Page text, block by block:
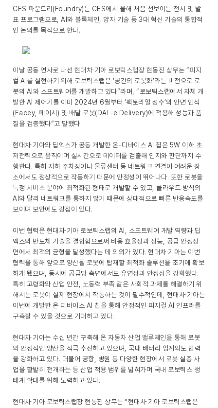
CES 파운드리(Foundry)는 CES에서 올해 처음 선보이는 전시 및 발
표 프로그램으로, AI와 블록체인, 양자 기술 등 3대 혁신 기술의 통합적
인 논의를 목적으로 한다.
이날 공동 연사로 나선 현대차·기아 로보틱스랩장 현동진 상무는 “피지
컬 AI를 실현하기 위해 로보틱스랩은 ‘공간의 로봇화’라는 비전으로 로
봇의 AI와 소프트웨어를 개발하고 있다”라며, “로보틱스랩에서 자체 개
발한 AI 제어기를 이미 2024년 6월부터 ‘팩토리얼 성수’의 안면 인식
(Facey, 페이시) 및 배달 로봇(DAL-e Delivery)에 적용해 성능과 품
질을 검증했다”고 말했다.
현대차·기아와 딥엑스가 공동 개발한 온-디바이스 AI 칩은 5W 이하 초
저전력으로 움직이며 실시간으로 데이터를 검출해 인지와 판단까지 수
행한다. 특히 지하 주차장이나 물류센터 등 네트워크 연결이 어려운 장
소에서도 정상적으로 작동하기 때문에 안정성이 뛰어나다. 또한 로봇을
특정 서비스 분야에 최적화된 형태로 개발할 수 있고, 클라우드 방식의
AI와 달리 네트워크를 통하지 않기 때문에 상대적으로 빠른 반응속도를
보이며 보안에도 강점이 있다.
이번 협력은 현대차·기아 로보틱스랩의 AI, 소프트웨어 개발 역량과 딥
엑스의 반도체 기술을 결합함으로써 비용 효율성과 성능, 공급 안정성
면에서 최적의 균형을 달성했다는 데 의의가 있다. 현대차·기아는 이번
협력을 통해 앞으로 양산될 로봇에 탑재할 최적화 솔루션을 조기에 확보
하게 됐으며, 동시에 공급망 측면에서도 유연성과 안정성을 강화했다.
특히 고령화와 산업 안전, 노동력 부족 같은 사회적 과제를 해결하기 위
해서는 로봇이 실제 현장에서 작동하는 것이 필수적인데, 현대차·기아는
이번에 개발한 온 디바이스 AI 칩을 통해 안정적인 피지컬 AI 인프라를
구축할 수 있을 것으로 기대하고 있다.
현대차·기아는 수십 년간 구축해 온 자동차 산업 밸류체인을 통해 로봇
의 안정적인 양산을 적극 추진하고 있으며, 국내 배터리 업계와도 협력
을 강화하고 있다. 더불어 공항, 병원 등 다양한 현장에서 로봇 실증 사
업을 활발히 전개하는 등 산업 적용 범위를 넓혀가며 국내 로보틱스 생
태계 확대를 위해 노력하고 있다.
현대차·기아 로보틱스랩장 현동진 상무는 “현대차·기아 로보틱스랩은